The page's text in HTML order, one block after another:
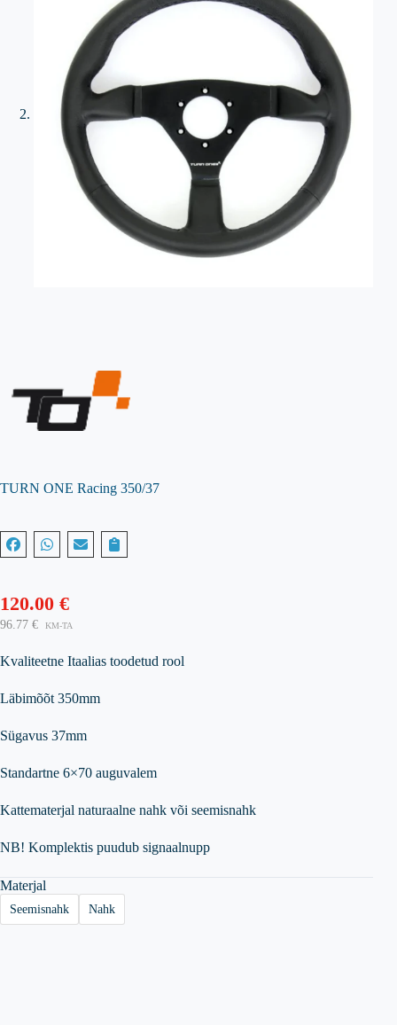
TURN ONE Racing 350/37
120.00 €
96.77 € KM-TA
Kvaliteetne Itaalias toodetud rool
Läbimõõt 350mm
Sügavus 37mm
Standartne 6×70 auguvalem
Kattematerjal naturaalne nahk või seemisnahk
NB! Komplektis puudub signaalnupp
Materjal
Seemisnahk Nahk